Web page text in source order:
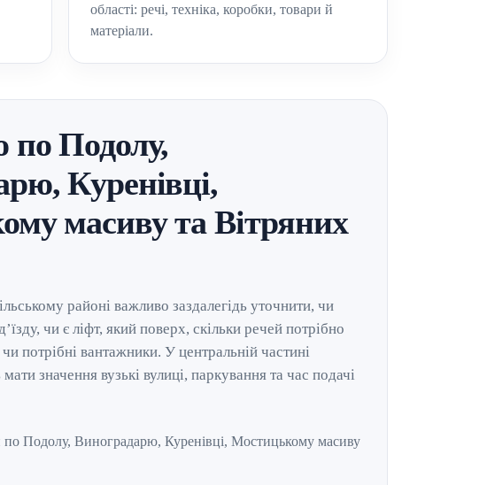
області: речі, техніка, коробки, товари й
матеріали.
Подолу,
Куренівці,
масиву та Вітряних
районі важливо заздалегідь уточнити, чи
чи є ліфт, який поверх, скільки речей потрібно
потрібні вантажники. У центральній частині
значення вузькі вулиці, паркування та час подачі
по Подолу, Виноградарю, Куренівці, Мостицькому масиву